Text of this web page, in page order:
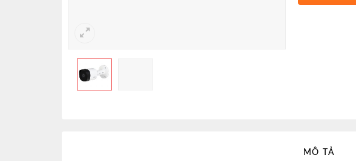
MÔ TẢ